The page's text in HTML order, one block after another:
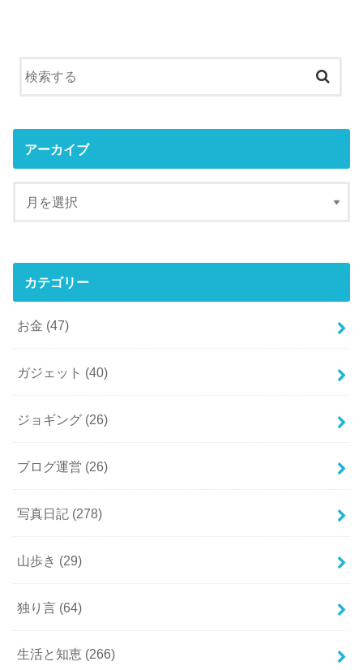
アーカイブ
カテゴリー
お金 (47)
ガジェット (40)
ジョギング (26)
ブログ運営 (26)
写真日記 (278)
山歩き (29)
独り言 (64)
生活と知恵 (266)